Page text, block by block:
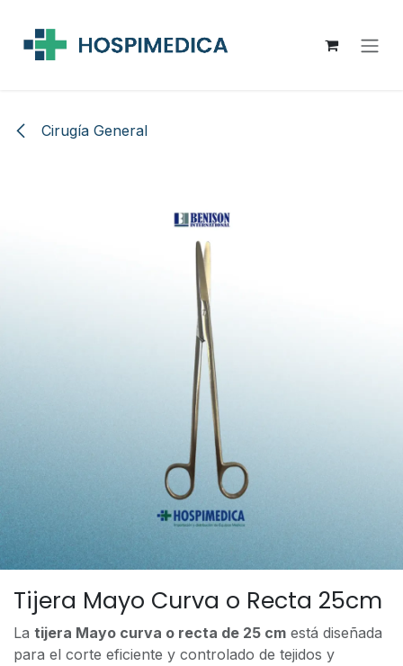
Cirugía General
Tijera Mayo Curva o Recta 25cm
La tijera Mayo curva o recta de 25 cm está diseñada
para el corte eficiente y controlado de tejidos y